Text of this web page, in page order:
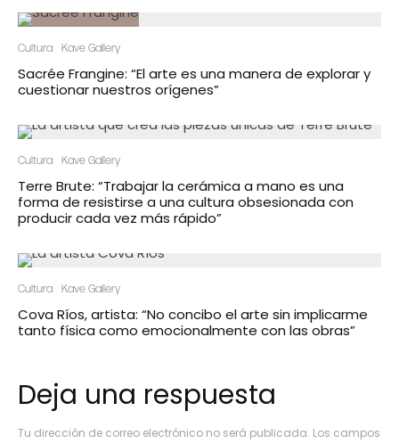
Cultura Kave Gallery
Sacrée Frangine: “El arte es una manera de explorar y
cuestionar nuestros orígenes”
Cultura Kave Gallery
Terre Brute: “Trabajar la cerámica a mano es una
forma de resistirse a una cultura obsesionada con
producir cada vez más rápido”
Cultura Kave Gallery
Cova Ríos, artista: “No concibo el arte sin implicarme
tanto física como emocionalmente con las obras”
Deja una respuesta
Tu dirección de correo electrónico no será publicada. Los campos